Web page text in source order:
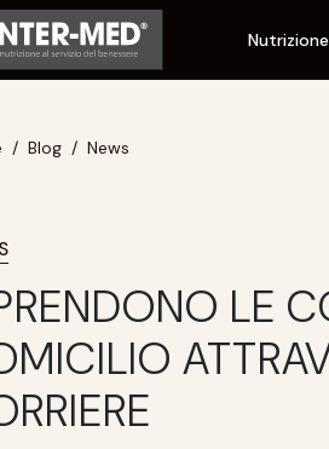
Nutrizione
Blog News
LE